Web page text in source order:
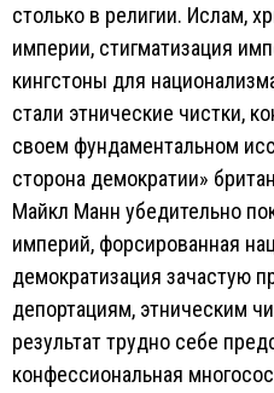
столько в религии. Ислам,
империи, стигматизация
кингстоны для
стали этнические чистки,
своем фундаментальном
сторона демократии»
Майкл Манн убедительно
империй, форсированная
демократизация зачастую
депортациям, этническим
результат трудно себе
конфессиональная